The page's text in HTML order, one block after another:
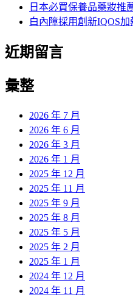
日本必買保養品藥妝推
白內障採用創新IQOS
近期留言
彙整
2026 年 7 月
2026 年 6 月
2026 年 3 月
2026 年 1 月
2025 年 12 月
2025 年 11 月
2025 年 9 月
2025 年 8 月
2025 年 5 月
2025 年 2 月
2025 年 1 月
2024 年 12 月
2024 年 11 月